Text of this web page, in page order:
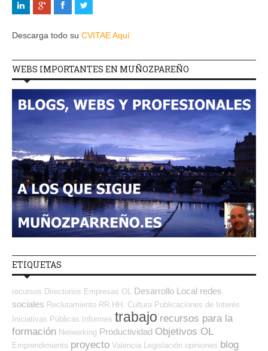
Descarga todo su CVITAE Aquí
WEBS IMPORTANTES EN MUÑOZPAREÑO
ETIQUETAS
recursos Directorios Empresas OL Desarrollo Local redes
sociales Reclutamiento RR.HH. Cultura Publicaciones de Interés
Iniciativas Públicas
Informes trabajo recursos para la
formación Networking Productividad Objetivos OL
Emprendimiento proyecto Valencia Legislación opiniones blog